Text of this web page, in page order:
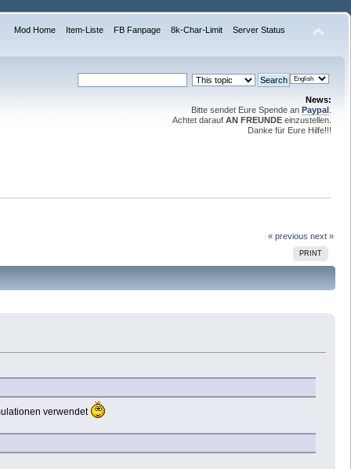
Mod Home Item-Liste FB Fanpage 8k-Char-Limit Server Status
News:
Bitte sendet Eure Spende an Paypal
Achtet darauf AN FREUNDE einzustellen.
Danke für Eure Hilfe!!!
« previous next »
PRINT
verwendet